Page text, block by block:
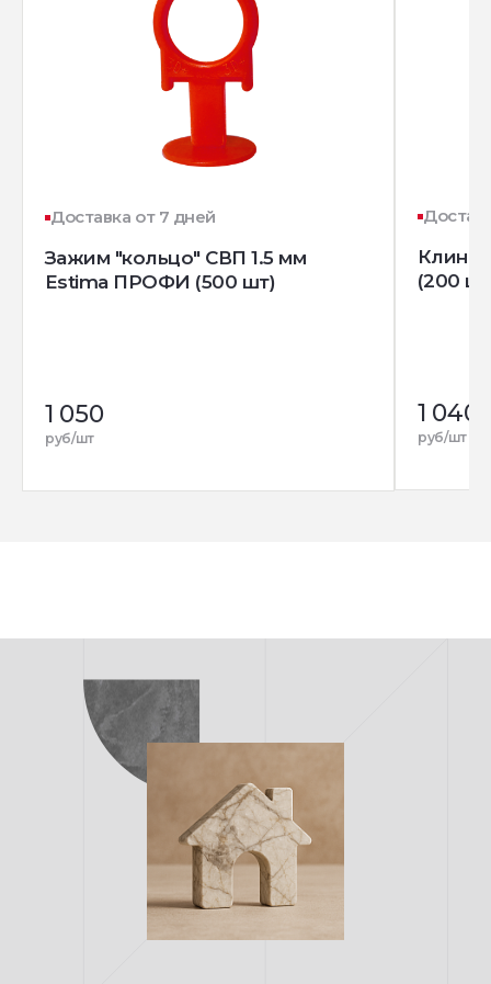
Доставка от 7 дней
Зажим "кольцо" СВП 1.5 мм
Estima ПРОФИ (500 шт)
1 050
руб/шт
Клин
(200
1 040
руб/шт